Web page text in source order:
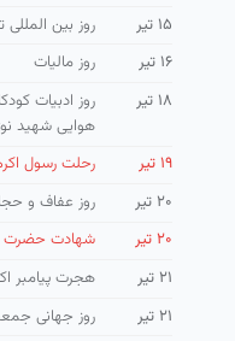
۱۵ تیر
روز بین المللی
۱۶ تیر
روز مالیات
۱۸ تیر
روز ادبیات
هوایی شهید نوژه
۱۹ تیر
رحلت رسول
۲۰ تیر
روز عفاف و
۲۰ تیر
شهادت حضرت امام
۲۱ تیر
هجرت پیامبر
۲۱ تیر
روز جهانی